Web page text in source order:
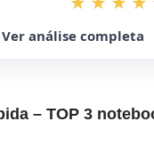
análise completa
– TOP 3